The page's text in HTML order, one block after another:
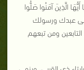
الَّذِينَ آمَنُوا صَلُّوا
عبدك ورسولك
ومن تبعهم